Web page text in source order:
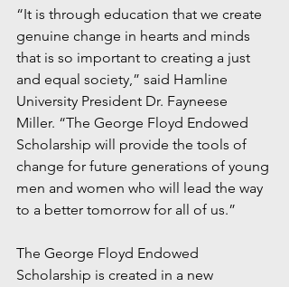
“It is through education that we create
genuine change in hearts and minds
that is so important to creating a just
and equal society,” said Hamline
University President Dr. Fayneese
Miller. “The George Floyd Endowed
Scholarship will provide the tools of
change for future generations of young
men and women who will lead the way
to a better tomorrow for all of us.”
The George Floyd Endowed
Scholarship is created in a new